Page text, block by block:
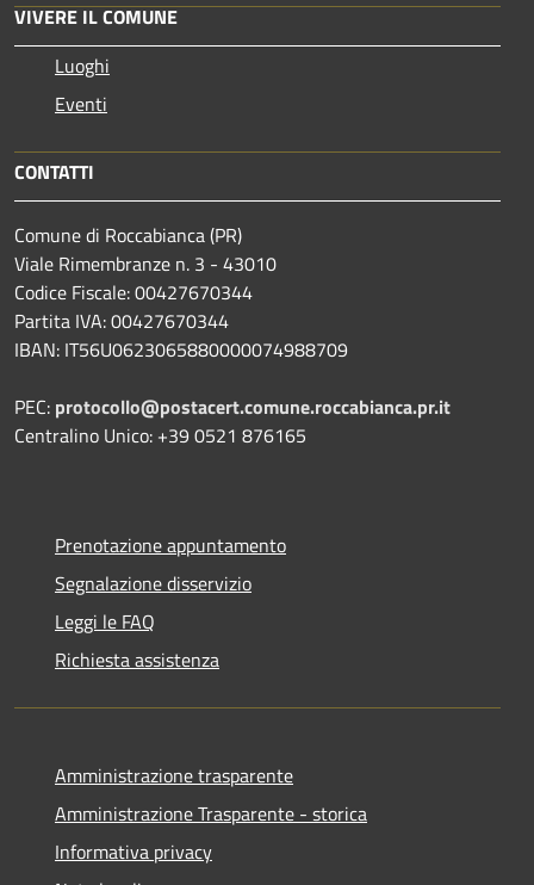
VIVERE IL COMUNE
Luoghi
Eventi
CONTATTI
Comune di Roccabianca (PR)
Viale Rimembranze n. 3 - 43010
Codice Fiscale: 00427670344
Partita IVA: 00427670344
IBAN: IT56U0623065880000074988709
PEC: protocollo@postacert.comune.roccabianca.pr.it
Centralino Unico: +39 0521 876165
Prenotazione appuntamento
Segnalazione disservizio
Leggi le FAQ
Richiesta assistenza
Amministrazione trasparente
Amministrazione Trasparente - storica
Informativa privacy